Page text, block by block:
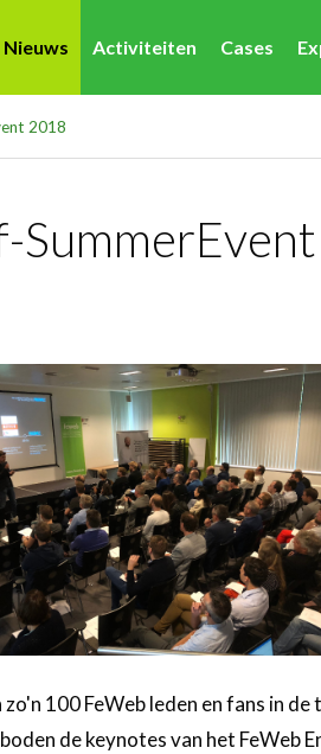
Nieuws Activiteiten Cases
2018
100 FeWeb leden en fans in
de keynotes van het FeWeb